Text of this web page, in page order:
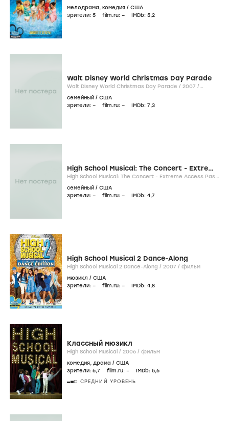
мелодрама, комедия / США
зрители: 5 film.ru: – IMDb: 5,2
Walt Disney World Christmas Day Parade
Walt Disney World Christmas Day Parade / 2007 /
семейный / США
зрители: – film.ru: – IMDb: 7,3
High School Musical: The Concert - Extreme
Access Pass
High School Musical: The Concert - Extreme Access Pass
семейный / США
зрители: – film.ru: – IMDb: 4,7
High School Musical 2 Dance-Along
High School Musical 2 Dance-Along / 2007 / фильм
мюзикл / США
зрители: – film.ru: – IMDb: 4,8
Классный мюзикл
High School Musical / 2006 / фильм
комедия, драма / США
зрители: 6,7 film.ru: – IMDb: 5,6
СРЕДНИЙ УРОВЕНЬ